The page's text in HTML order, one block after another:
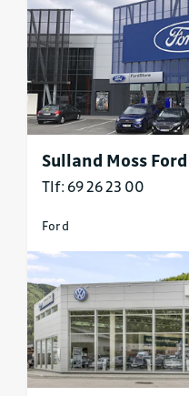
Sulland Moss Ford
Tlf: 69 26 23 00
Ford